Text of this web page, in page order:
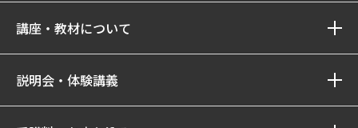
講座・教材について
説明会・体験講義